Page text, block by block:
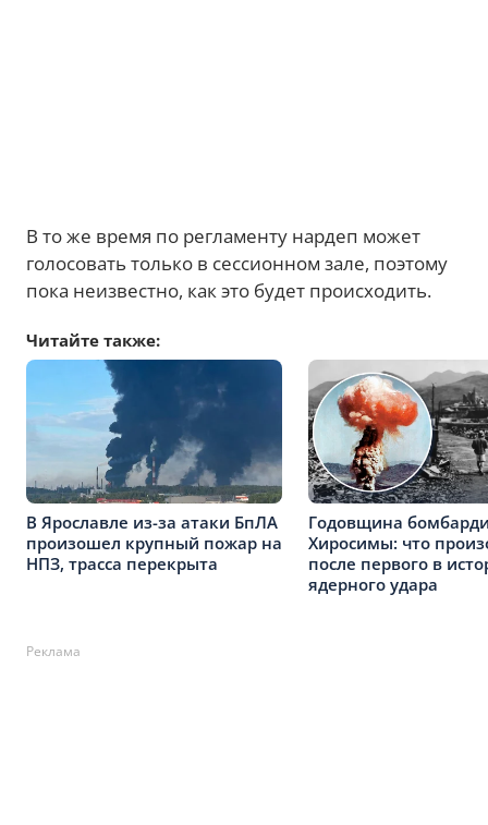
В то же время по регламенту нардеп может
голосовать только в сессионном зале, поэтому
пока неизвестно, как это будет происходить.
Читайте также:
В Ярославле из-за атаки БпЛА
произошел крупный пожар на
НПЗ, трасса перекрыта
Годовщина
Хиросимы: что
после первого в
ядерного удара
Реклама